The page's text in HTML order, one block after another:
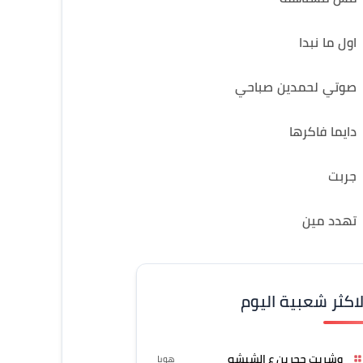
اول ما نبدا
صوتي لحمدين صباحي
دايما فاكرها
جربت
تهدد مين
شعبية اليوم
وشربت حجرين ع الشيشه هوبا